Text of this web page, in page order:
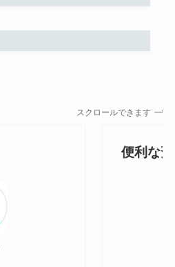
スクロールできます
便利な